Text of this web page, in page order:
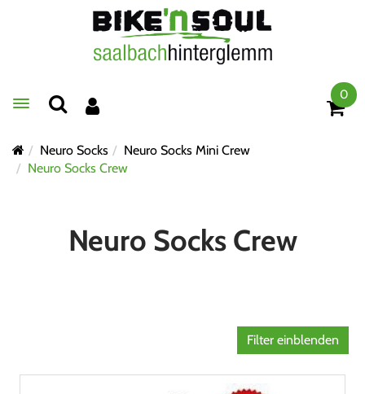
Toggle navigation
0
Neuro Socks
Neuro Socks Mini Crew
Neuro Socks Crew
Neuro Socks Crew
Filter einblenden